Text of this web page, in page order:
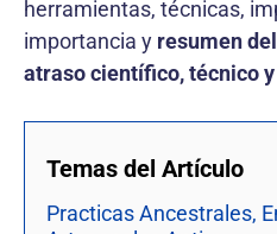
herramientas, técnicas,
importancia y resumen
atraso científico, técnico
Temas del Artículo
Practicas Ancestrales,